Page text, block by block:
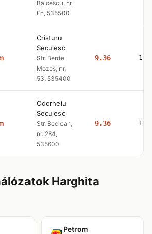
Balcescu, nr.
Fn, 535500
Cristuru
Secuiesc
Str. Berde
Mozes, nr.
53, 535400
9.36
Odorheiu
Secuiesc
Str. Beclean,
nr. 284,
535600
9.36
Harghita
Petrom